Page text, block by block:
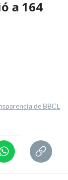
a 164
de BBCL